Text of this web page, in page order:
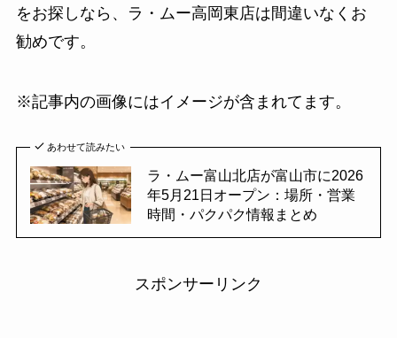
をお探しなら、ラ・ムー高岡東店は間違いなくお
勧めです。
※記事内の画像にはイメージが含まれてます。
あわせて読みたい
ラ・ムー富山北店が富山市に2026
年5月21日オープン：場所・営業
時間・パクパク情報まとめ
スポンサーリンク